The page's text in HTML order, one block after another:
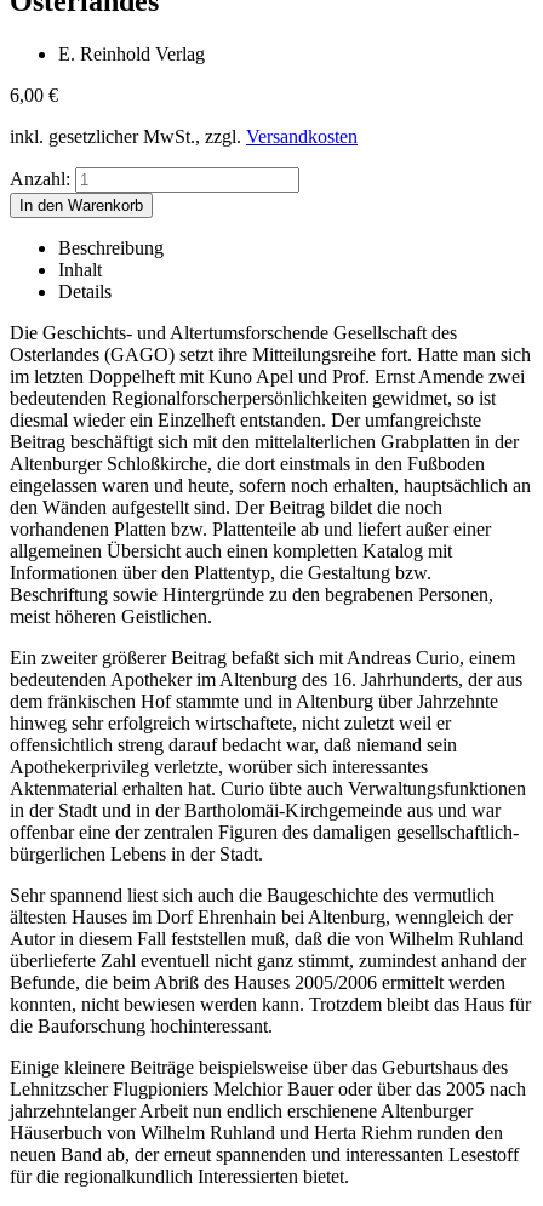
E. Reinhold Verlag
6,00 €
inkl. gesetzlicher MwSt., zzgl. Versandkosten
Anzahl:
Beschreibung
Inhalt
Details
Die Geschichts- und Altertumsforschende Gesellschaft des
Osterlandes (GAGO) setzt ihre Mitteilungsreihe fort. Hatte man sich
im letzten Doppelheft mit Kuno Apel und Prof. Ernst Amende zwei
bedeutenden Regionalforscherpersönlichkeiten gewidmet, so ist
diesmal wieder ein Einzelheft entstanden. Der umfangreichste
Beitrag beschäftigt sich mit den mittelalterlichen Grabplatten in der
Altenburger Schloßkirche, die dort einstmals in den Fußboden
eingelassen waren und heute, sofern noch erhalten, hauptsächlich an
den Wänden aufgestellt sind. Der Beitrag bildet die noch
vorhandenen Platten bzw. Plattenteile ab und liefert außer einer
allgemeinen Übersicht auch einen kompletten Katalog mit
Informationen über den Plattentyp, die Gestaltung bzw.
Beschriftung sowie Hintergründe zu den begrabenen Personen,
meist höheren Geistlichen.
Ein zweiter größerer Beitrag befaßt sich mit Andreas Curio, einem
bedeutenden Apotheker im Altenburg des 16. Jahrhunderts, der aus
dem fränkischen Hof stammte und in Altenburg über Jahrzehnte
hinweg sehr erfolgreich wirtschaftete, nicht zuletzt weil er
offensichtlich streng darauf bedacht war, daß niemand sein
Apothekerprivileg verletzte, worüber sich interessantes
Aktenmaterial erhalten hat. Curio übte auch Verwaltungsfunktionen
in der Stadt und in der Bartholomäi-Kirchgemeinde aus und war
offenbar eine der zentralen Figuren des damaligen gesellschaftlich-
bürgerlichen Lebens in der Stadt.
Sehr spannend liest sich auch die Baugeschichte des vermutlich
ältesten Hauses im Dorf Ehrenhain bei Altenburg, wenngleich der
Autor in diesem Fall feststellen muß, daß die von Wilhelm Ruhland
überlieferte Zahl eventuell nicht ganz stimmt, zumindest anhand der
Befunde, die beim Abriß des Hauses 2005/2006 ermittelt werden
konnten, nicht bewiesen werden kann. Trotzdem bleibt das Haus für
die Bauforschung hochinteressant.
Einige kleinere Beiträge beispielsweise über das Geburtshaus des
Lehnitzscher Flugpioniers Melchior Bauer oder über das 2005 nach
jahrzehntelanger Arbeit nun endlich erschienene Altenburger
Häuserbuch von Wilhelm Ruhland und Herta Riehm runden den
neuen Band ab, der erneut spannenden und interessanten Lesestoff
für die regionalkundlich Interessierten bietet.